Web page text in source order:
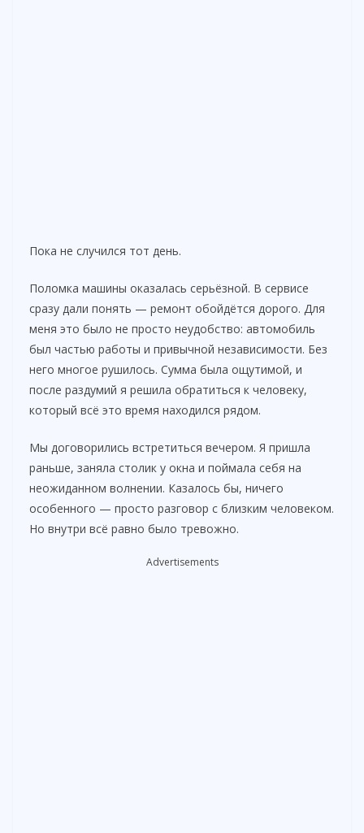
Пока не случился тот день.
Поломка машины оказалась серьёзной. В сервисе
сразу дали понять — ремонт обойдётся дорого. Для
меня это было не просто неудобство: автомобиль
был частью работы и привычной независимости. Без
него многое рушилось. Сумма была ощутимой, и
после раздумий я решила обратиться к человеку,
который всё это время находился рядом.
Мы договорились встретиться вечером. Я пришла
раньше, заняла столик у окна и поймала себя на
неожиданном волнении. Казалось бы, ничего
особенного — просто разговор с близким человеком.
Но внутри всё равно было тревожно.
Advertisements